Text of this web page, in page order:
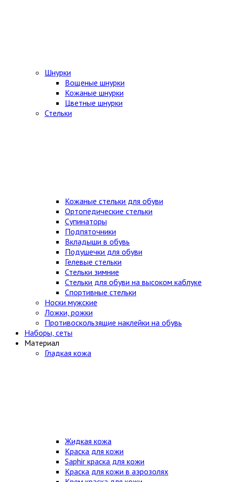
Шнурки
Вощеные шнурки
Кожаные шнурки
Цветные шнурки
Стельки
Кожаные стельки для обуви
Ортопедические стельки
Супинаторы
Подпяточники
Вкладыши в обувь
Подушечки для обуви
Гелевые стельки
Стельки зимние
Стельки для обуви на высоком каблуке
Спортивные стельки
Носки мужские
Ложки, рожки
Противоскользящие наклейки на обувь
Наборы, сеты
Материал
Гладкая кожа
Жидкая кожа
Краска для кожи
Saphir краска для кожи
Краска для кожи в аэрозолях